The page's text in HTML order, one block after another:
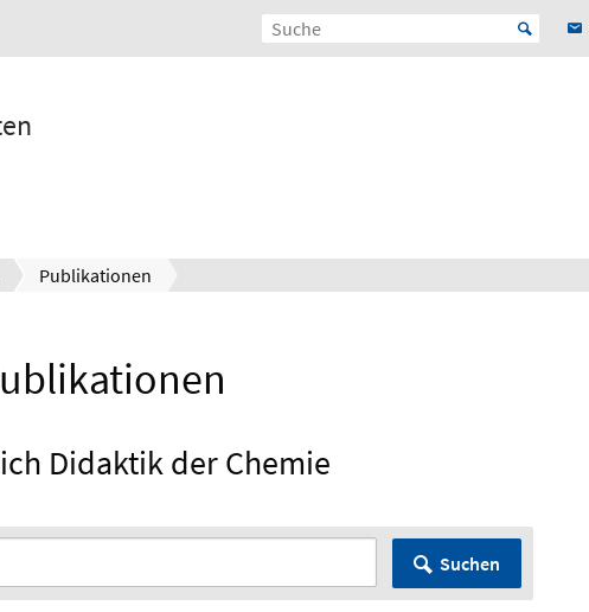
Publikationen
Didaktik der Chemie
Suchen